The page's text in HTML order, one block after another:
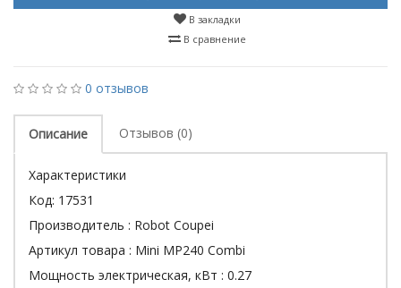
В закладки
В сравнение
0 отзывов
Описание Отзывов (0)
Характеристики
Код: 17531
Производитель : Robot Coupei
Артикул товара : Mini MP240 Combi
Мощность электрическая, кВт : 0.27